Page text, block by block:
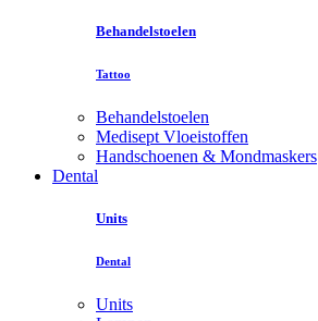
Behandelstoelen
Tattoo
Behandelstoelen
Medisept Vloeistoffen
Handschoenen & Mondmaskers
Dental
Units
Dental
Units